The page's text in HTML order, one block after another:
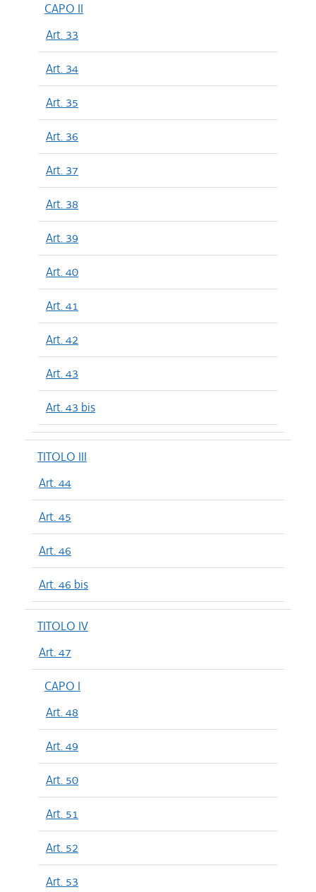
CAPO II
Art. 33
Art. 34
Art. 35
Art. 36
Art. 37
Art. 38
Art. 39
Art. 40
Art. 41
Art. 42
Art. 43
Art. 43 bis
TITOLO III
Art. 44
Art. 45
Art. 46
Art. 46 bis
TITOLO IV
Art. 47
CAPO I
Art. 48
Art. 49
Art. 50
Art. 51
Art. 52
Art. 53